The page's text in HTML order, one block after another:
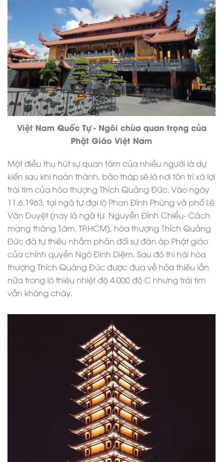
Việt Nam Quốc Tự - Ngôi chùa quan trọng của
Phật Giáo Việt Nam
Một điều thu hút sự quan tâm của nhiều người là dự
kiến sau khi hoàn thành, bảo tháp sẽ là nơi tôn trí xá lợi
trái tim của hòa thượng Thích Quảng Đức. Vào ngày
11.6.1963, tại ngã tư đại lộ Phan Đình Phùng và phố Lê
Văn Duyệt (nay là ngã tư Nguyễn Đình Chiểu- Cách
mạng tháng Tám. TP.HCM), hòa thượng Thích Quảng
Đức đã tự thiêu nhằm phản đối sự đàn áp Phật giáo
của chính quyền Ngô Đình Diệm. Sau đó thi hài hòa
thượng Thích Quảng Đức được đưa về hỏa thiêu lần
nữa trong lò thiêu nhiệt độ 4.000 độ C nhưng trái tim
vẫn không cháy.